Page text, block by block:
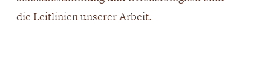
die Leitlinien unserer Arbeit.